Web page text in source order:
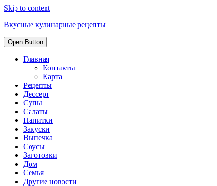
Skip to content
Вкусные кулинарные рецепты
Open Button
Главная
Контакты
Карта
Рецепты
Дессерт
Супы
Салаты
Напитки
Закуски
Выпечка
Соусы
Заготовки
Дом
Семья
Другие новости